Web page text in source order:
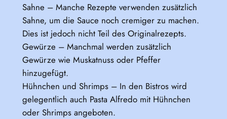
Sahne – Manche Rezepte verwenden zusätzlich
Sahne, um die Sauce noch cremiger zu machen.
Dies ist jedoch nicht Teil des Originalrezepts.
Gewürze – Manchmal werden zusätzlich
Gewürze wie Muskatnuss oder Pfeffer
hinzugefügt.
Hühnchen und Shrimps – In den Bistros wird
gelegentlich auch Pasta Alfredo mit Hühnchen
oder Shrimps angeboten.